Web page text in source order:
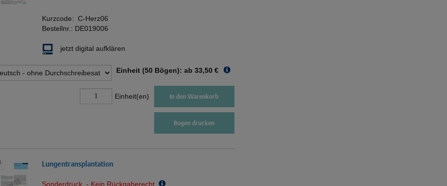
Kurzcode: C-Herz06
Bestellnr.: DE019006
jetzt digital aufklären
Einheit (50 Bögen): ab 33,50 €
Einheit(en) In den Warenkorb
Bogen drucken
Lungentransplantation
Sonderdruck - Kein Rückgaberecht